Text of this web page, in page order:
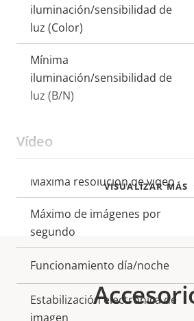
VISUALIZAR MÁS
iluminación/sensibilidad de
luz (Color)
Mínima
iluminación/sensibilidad de
luz (B/N)
Vídeo
Descripción
de
propiedad
Valor de
la
propiedad
Máxima resolución de vídeo
Máximo de imágenes por
segundo
Funcionamiento día/noche
Estabilización electrónica de
imagen